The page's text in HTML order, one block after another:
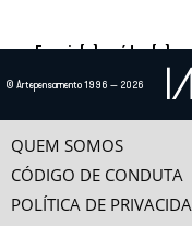
Ensaio(s) e vídeo(s)
ORIGENS DO DISCURSO
chamava libertino e que era
SÍMBOLOS E BANDEIRAS
Apesar de sua curta
(criado em 1932 e dissolvido
© Artepensamento 1996 — 2026
QUEM SOMOS
CÓDIGO DE CONDUTA
POLÍTICA DE